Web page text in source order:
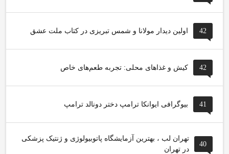
42 اولین دیدار مولانا و شمس تبریزی در کتاب ملت عشق
42 کیش و غذاهای محلی: تجربه طعم‌های خاص
41 بیوگرافی ایوانکا ترامپ دختر دونالد ترامپ
40
تهران لب ، بهترین آزمایشگاه پاتوبیولوژی و ژنتیک پزشکی
در تهران